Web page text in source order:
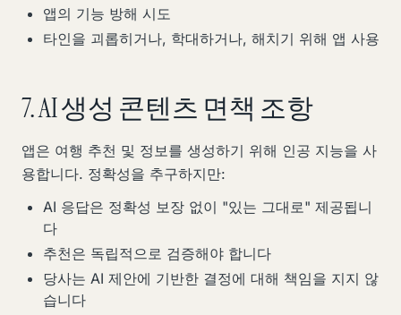
앱의 기능 방해 시도
타인을 괴롭히거나, 학대하거나, 해치기 위해 앱 사용
7. AI 생성 콘텐츠 면책 조항
앱은 여행 추천 및 정보를 생성하기 위해 인공 지능을 사
용합니다. 정확성을 추구하지만:
AI 응답은 정확성 보장 없이 "있는 그대로" 제공됩니
다
추천은 독립적으로 검증해야 합니다
당사는 AI 제안에 기반한 결정에 대해 책임을 지지 않
습니다